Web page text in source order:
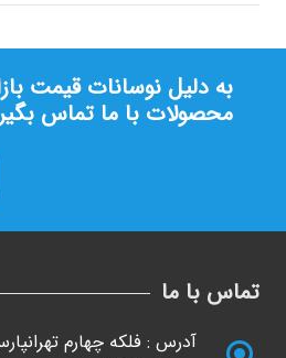
به دلیل نوسانات قیمت
محصولات با ما تماس
تماس با ما
آدرس : فلکه چهارم